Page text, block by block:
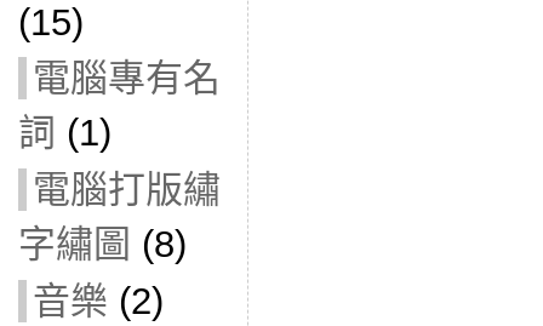
(15)
電腦專有名
詞 (1)
電腦打版繡
字繡圖 (8)
音樂 (2)